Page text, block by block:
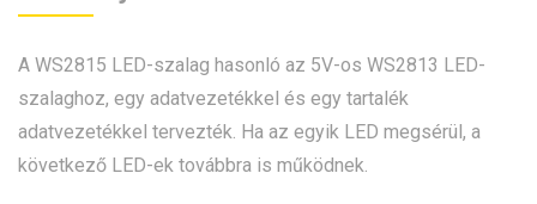
A WS2815 LED-szalag hasonló az 5V-os WS2813 LED-
szalaghoz, egy adatvezetékkel és egy tartalék
adatvezetékkel tervezték. Ha az egyik LED megsérül, a
következő LED-ek továbbra is működnek.